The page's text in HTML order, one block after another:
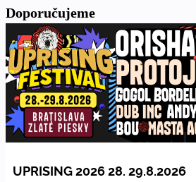
Doporučujeme